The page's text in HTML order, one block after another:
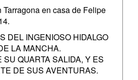
en casa de Felipe
DEL INGENIOSO HIDALGO
LA MANCHA.
QUARTA SALIDA, Y ES
DE SUS AVENTURAS.